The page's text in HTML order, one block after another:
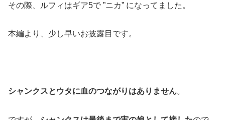
その際、ルフィはギア5で ”ニカ” になってました。
本編より、少し早いお披露目です。
シャンクスとウタに血のつながりはありません。